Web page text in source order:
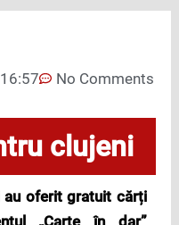
16:57 No Comments
clujeni
oferit gratuit cărți